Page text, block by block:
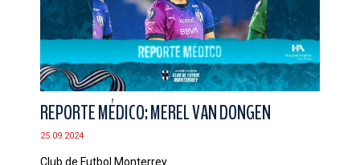
REPORTE MÉDICO: MEREL VAN DONGEN
25.09.2024
Club de Futbol Monterrey